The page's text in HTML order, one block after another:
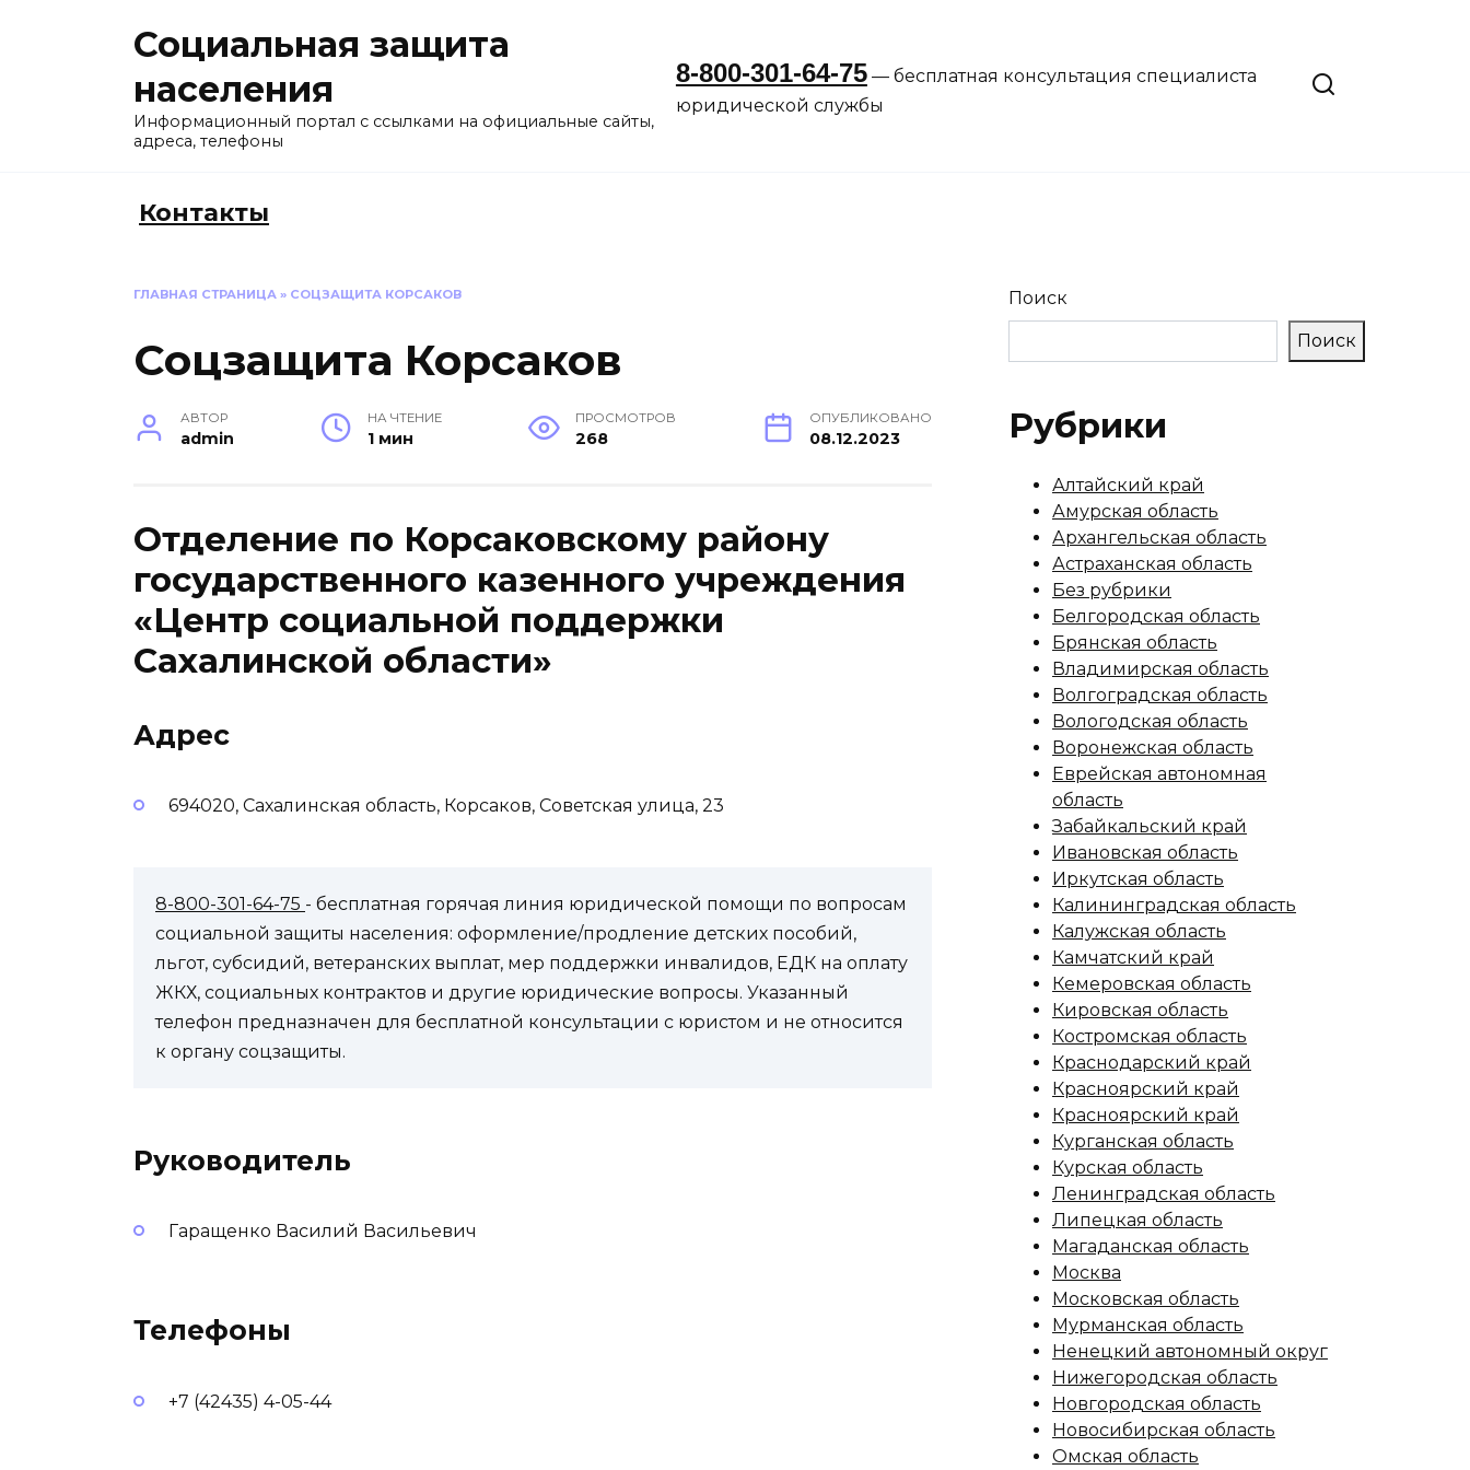
Социальная защита
населения
Информационный портал с ссылками на официальные сайты,
адреса, телефоны
8-800-301-64-75— бесплатная консультация специалиста
юридической службы
Контакты
ГЛАВНАЯ СТРАНИЦА » СОЦЗАЩИТА КОРСАКОВ
Соцзащита Корсаков
АВТОР
admin
НА ЧТЕНИЕ
1 мин
ПРОСМОТРОВ
268
ОПУБЛИКОВАНО
08.12.2023
Отделение по Корсаковскому району
государственного казенного учреждения
«Центр социальной поддержки
Сахалинской области»
Адрес
694020, Сахалинская область, Корсаков, Советская улица, 23
8-800-301-64-75 - бесплатная горячая линия юридической помощи по вопросам
социальной защиты населения: оформление/продление детских пособий,
льгот, субсидий, ветеранских выплат, мер поддержки инвалидов, ЕДК на оплату
ЖКХ, социальных контрактов и другие юридические вопросы. Указанный
телефон предназначен для бесплатной консультации с юристом и не относится
к органу соцзащиты.
Руководитель
Гаращенко Василий Васильевич
Телефоны
+7 (42435) 4-05-44
Поиск
Поиск
Рубрики
Алтайский край
Амурская область
Архангельская область
Астраханская область
Без рубрики
Белгородская область
Брянская область
Владимирская область
Волгоградская область
Вологодская область
Воронежская область
Еврейская автономная
область
Забайкальский край
Ивановская область
Иркутская область
Калининградская область
Калужская область
Камчатский край
Кемеровская область
Кировская область
Костромская область
Краснодарский край
Красноярский край
Красноярский край
Курганская область
Курская область
Ленинградская область
Липецкая область
Магаданская область
Москва
Московская область
Мурманская область
Ненецкий автономный округ
Нижегородская область
Новгородская область
Новосибирская область
Омская область